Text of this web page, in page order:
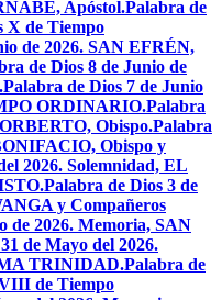
Apóstol.Palabra de
X de Tiempo
de 2026. SAN EFRÉN,
de Dios 8 de Junio de
Palabra de Dios 7 de Junio
ORDINARIO.Palabra
Obispo.Palabra
Obispo y
2026. Solemnidad, EL
Palabra de Dios 3 de
y Compañeros
de 2026. Memoria, SAN
de Mayo del 2026.
TRINIDAD.Palabra de
de Tiempo